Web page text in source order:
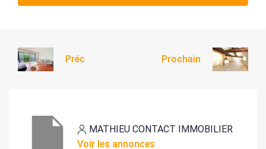
Préc Prochain
MATHIEU CONTACT IMMOBILIER
Voir les annonces